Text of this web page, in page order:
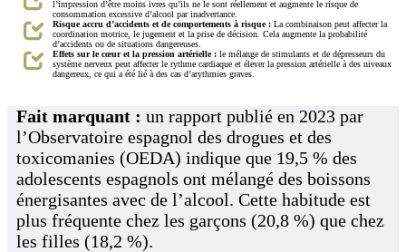
l’impression d’être moins ivres qu’ils ne le sont réellement et augmente le risque de
consommation excessive d’alcool par inadvertance.
Risque accru d’accidents et de comportements à risque : La combinaison peut affecter la
coordination motrice, le jugement et la prise de décision. Cela augmente la probabilité
d’accidents ou de situations dangereuses.
Effets sur le cœur et la pression artérielle : le mélange de stimulants et de dépresseurs du
système nerveux peut affecter le rythme cardiaque et élever la pression artérielle à des niveaux
dangereux, ce qui a été lié à des cas d’arythmies graves.
Fait marquant : un rapport publié en 2023 par
l’Observatoire espagnol des drogues et des
toxicomanies (OEDA) indique que 19,5 % des
adolescents espagnols ont mélangé des boissons
énergisantes avec de l’alcool. Cette habitude est
plus fréquente chez les garçons (20,8 %) que chez
les filles (18,2 %).